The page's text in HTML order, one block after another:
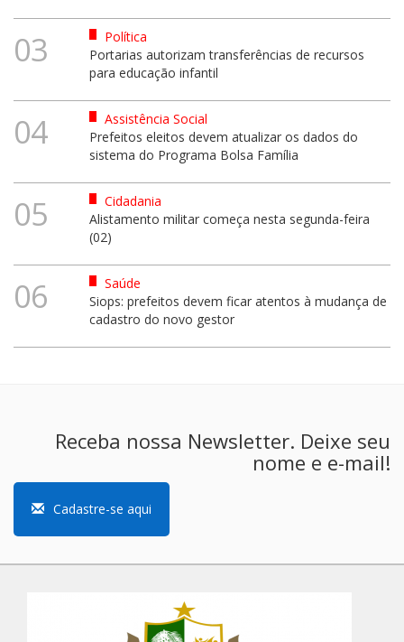
03
Política
Portarias autorizam transferências de recursos
para educação infantil
04
Assistência Social
Prefeitos eleitos devem atualizar os dados do
sistema do Programa Bolsa Família
05
Cidadania
Alistamento militar começa nesta segunda-feira
(02)
06
Saúde
Siops: prefeitos devem ficar atentos à mudança de
cadastro do novo gestor
Receba nossa Newsletter. Deixe seu
nome e e-mail!
Cadastre-se aqui